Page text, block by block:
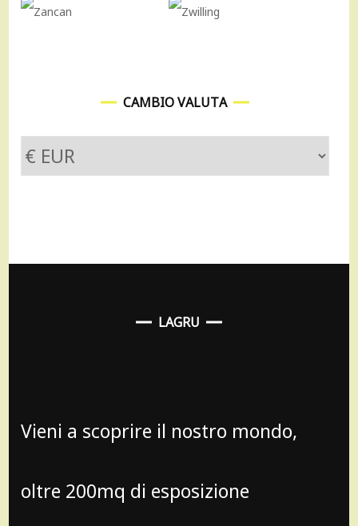
CAMBIO VALUTA
LAGRU
Vieni a scoprire il nostro mondo,
oltre 200mq di esposizione